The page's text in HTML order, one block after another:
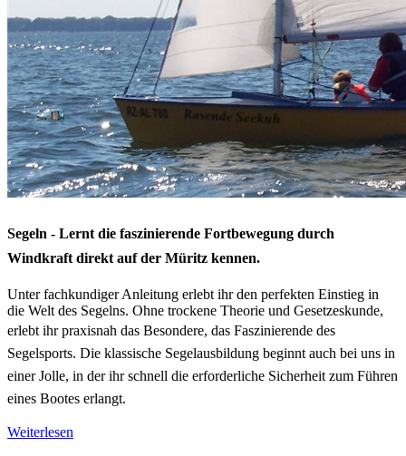
Segeln - Lernt die faszinierende Fortbewegung durch
Windkraft direkt auf der Müritz kennen.
Unter fachkundiger Anleitung erlebt ihr den perfekten Einstieg in
die Welt des Segelns. Ohne trockene Theorie und Gesetzeskunde,
erlebt ihr praxisnah das Besondere, das Faszinierende des
Segelsports. Die klassische Segelausbildung beginnt auch bei uns in
einer Jolle, in der ihr schnell die erforderliche Sicherheit zum Führen
eines Bootes erlangt.
Weiterlesen